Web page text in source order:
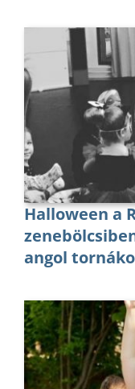
Halloween a
angol